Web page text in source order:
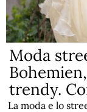
Moda
trendy.
La moda e lo